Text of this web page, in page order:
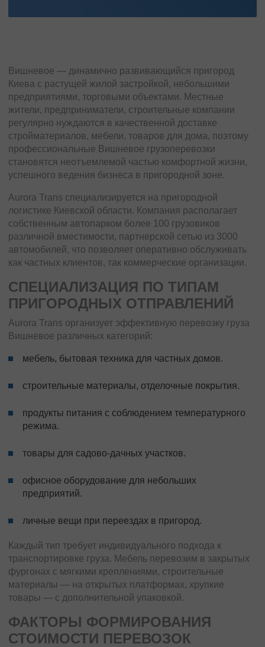
Вишневое — динамично развивающийся пригород
Киева с растущей жилой застройкой, небольшими
предприятиями, торговыми объектами. Местные
жители, предприниматели, строительные компании
регулярно нуждаются в качественной доставке
стройматериалов, мебели, товаров для дома, поэтому
профессиональные Вишневое грузоперевозки
становятся неотъемлемой частью комфортной жизни,
успешного ведения бизнеса в пригородной зоне.
Aurora Trans специализируется на пригородной
логистике Киевской области. Компания располагает
собственным автопарком более 100 грузовиков
различной вместимости, партнерской сетью из 3000
автомобилей, что позволяет оперативно обслуживать
как частных клиентов, так коммерческие организации.
СПЕЦИАЛИЗАЦИЯ ПО ТИПАМ
ПРИГОРОДНЫХ ОТПРАВЛЕНИЙ
Aurora Trans организует эффективную перевозку груза
Вишневое различных категорий:
мебель, бытовая техника для частных домов.
строительные материалы, отделочные покрытия.
продукты питания с соблюдением температурного
режима.
товары для садово-дачных участков.
офисное оборудование для небольших
предприятий.
личные вещи при переездах в пригород.
Каждый тип требует индивидуального подхода к
транспортировке груза. Мебель перевозим в закрытых
фургонах с мягкими креплениями, строительные
материалы — на открытых платформах, хрупкие
товары — с дополнительной упаковкой.
ФАКТОРЫ ФОРМИРОВАНИЯ
СТОИМОСТИ ПЕРЕВОЗОК